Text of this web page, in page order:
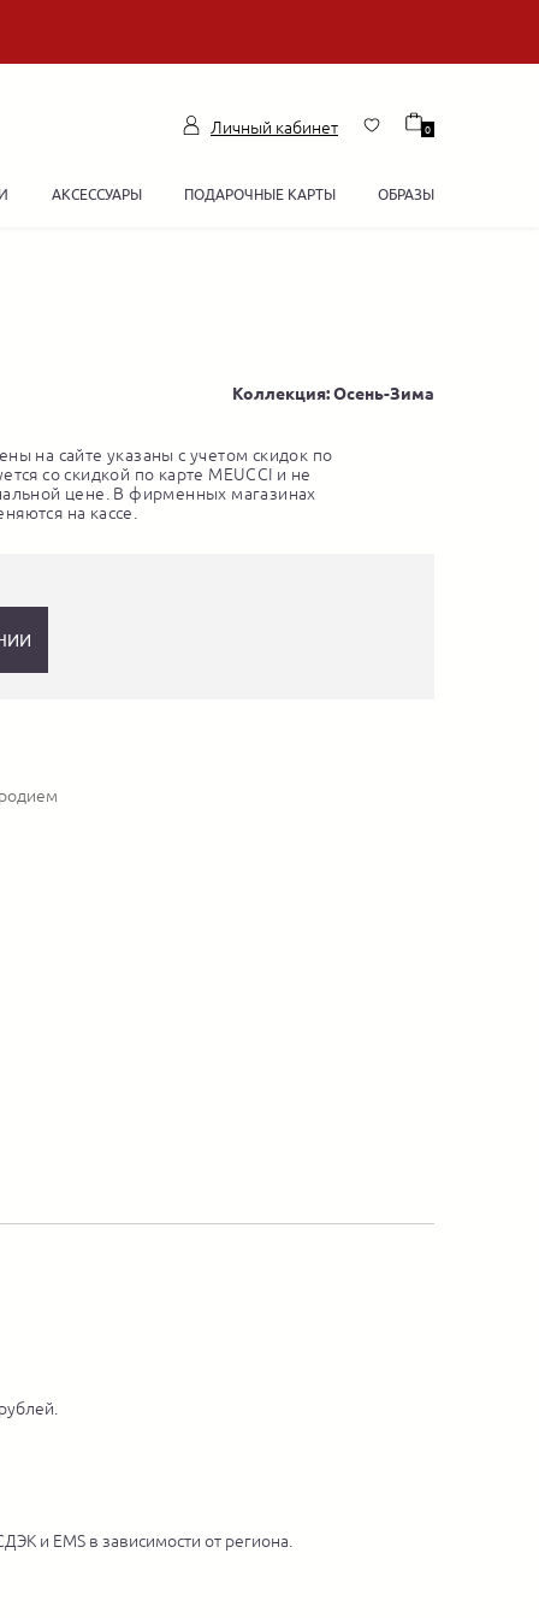
Личный кабинет 0
АКСЕССУАРЫ ПОДАРОЧНЫЕ КАРТЫ ОБРАЗЫ
Коллекция: Осень-Зима
на сайте указаны с учетом скидок по
со скидкой по карте MEUCCI и не
цене. В фирменных магазинах
на кассе.
и EMS в зависимости от региона.